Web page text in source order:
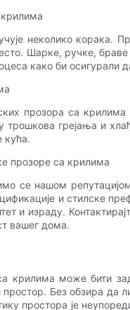
неколико корака.
Шарке, ручке,
како би осигурали
прозора са
грејања и
кућа.
прозоре са крилима
се нашом
и стилске
и израду.
вашег дома.
крилима може бити
Без обзира да
простора је